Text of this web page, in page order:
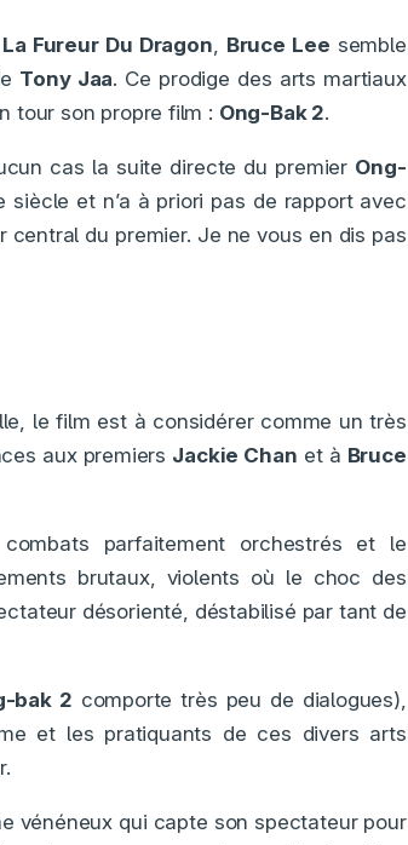
La Fureur Du Dragon Bruce Lee semble
Tony Jaa. Ce prodige des arts martiaux
tour son propre film : Ong-Bak 2.
cas la suite directe du premier Ong-
et n’a à priori pas de rapport avec
central du premier. Je ne vous en dis pas
le film est à considérer comme un très
aux premiers Jackie Chan et à Bruce
parfaitement orchestrés et le
brutaux, violents où le choc des
désorienté, déstabilisé par tant de
bak 2 comporte très peu de dialogues),
et les pratiquants de ces divers arts
vénéneux qui capte son spectateur pour